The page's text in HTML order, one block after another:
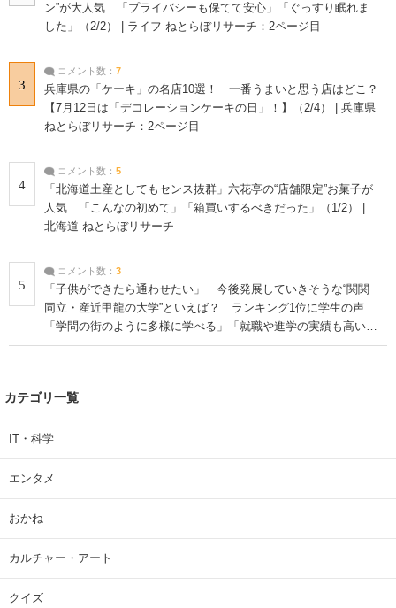
ン”が大人気 「プライバシーも保てて安心」「ぐっすり眠れま
した」（2/2） | ライフ ねとらぼリサーチ：2ページ目
3
コメント数： 7
兵庫県の「ケーキ」の名店10選！ 一番うまいと思う店はどこ？
【7月12日は「デコレーションケーキの日」！】（2/4） | 兵庫県
ねとらぼリサーチ：2ページ目
4
コメント数： 5
「北海道土産としてもセンス抜群」六花亭の“店舗限定”お菓子が
人気 「こんなの初めて」「箱買いするべきだった」（1/2） |
北海道 ねとらぼリサーチ
5
コメント数： 3
「子供ができたら通わせたい」 今後発展していきそうな“関関
同立・産近甲龍の大学”といえば？ ランキング1位に学生の声
「学問の街のように多様に学べる」「就職や進学の実績も高い」
| 大学 ねとらぼリサーチ
カテゴリ一覧
IT・科学
エンタメ
おかね
カルチャー・アート
クイズ